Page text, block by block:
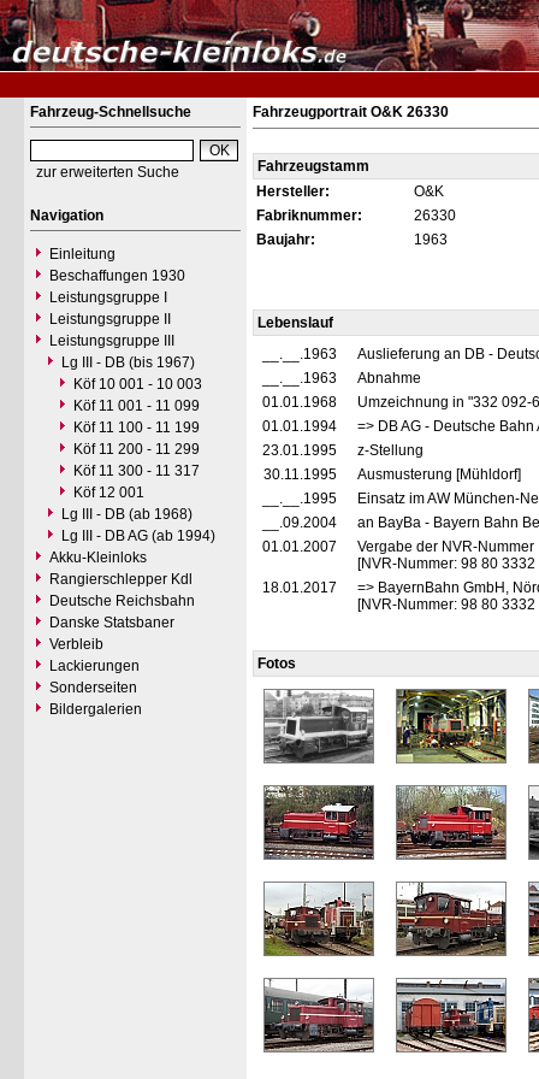
Fahrzeug-Schnellsuche
zur erweiterten Suche
Navigation
Einleitung
Beschaffungen 1930
Leistungsgruppe I
Leistungsgruppe II
Leistungsgruppe III
Lg III - DB (bis 1967)
Köf 10 001 - 10 003
Köf 11 001 - 11 099
Köf 11 100 - 11 199
Köf 11 200 - 11 299
Köf 11 300 - 11 317
Köf 12 001
Lg III - DB (ab 1968)
Lg III - DB AG (ab 1994)
Akku-Kleinloks
Rangierschlepper Kdl
Deutsche Reichsbahn
Danske Statsbaner
Verbleib
Lackierungen
Sonderseiten
Bildergalerien
Fahrzeugportrait O&K 26330
Fahrzeugstamm
Hersteller:
O&K
Fabriknummer:
26330
Baujahr:
1963
Lebenslauf
__.__.1963
Auslieferung an DB -
__.__.1963
Abnahme
01.01.1968
Umzeichnung in "332 092-
01.01.1994
=> DB AG - Deutsche
23.01.1995
z-Stellung
30.11.1995
Ausmusterung [Mühldorf]
__.__.1995
Einsatz im AW München-
__.09.2004
an BayBa - Bayern Bahn
01.01.2007
Vergabe der NVR-Nummer
[NVR-Nummer: 98 80
18.01.2017
=> BayernBahn GmbH,
[NVR-Nummer: 98 80
Fotos